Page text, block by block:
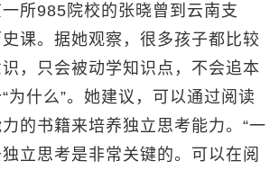
985院校的张晓曾到云南支
课。据她观察，很多孩子都比较
，只会被动学知识点，不会追本
为什么”。她建议，可以通过阅读
的书籍来培养独立思考能力。“一
立思考是非常关键的。可以在阅